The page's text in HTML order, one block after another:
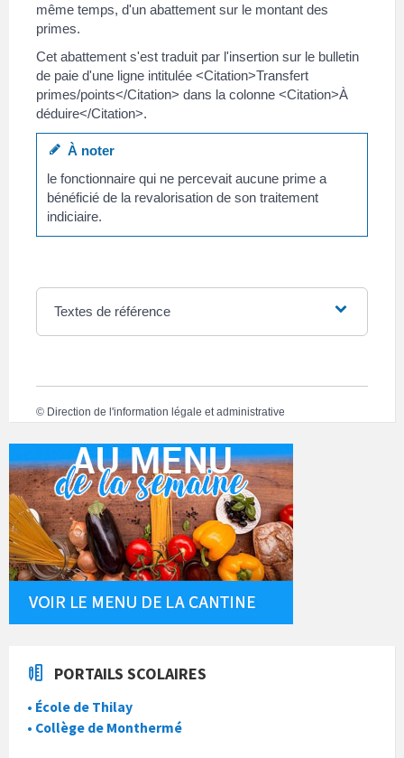
même temps, d'un abattement sur le montant des
primes.
Cet abattement s'est traduit par l'insertion sur le bulletin
de paie d'une ligne intitulée <Citation>Transfert
primes/points</Citation> dans la colonne <Citation>À
déduire</Citation>.
À noter
le fonctionnaire qui ne percevait aucune prime a
bénéficié de la revalorisation de son traitement
indiciaire.
Textes de référence
© Direction de l'information légale et administrative
PORTAILS SCOLAIRES
• École de Thilay
• Collège de Monthermé